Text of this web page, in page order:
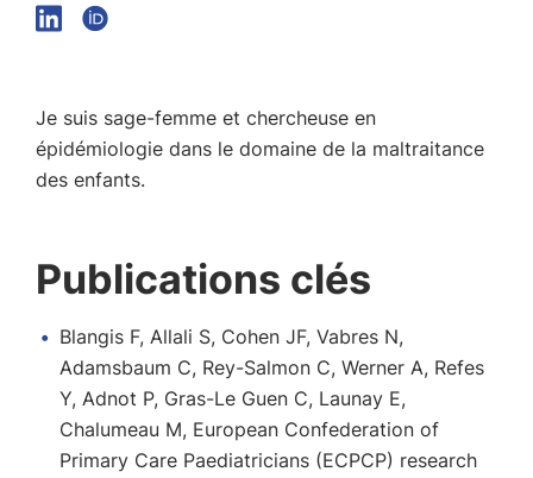
Je suis sage-femme et chercheuse en
épidémiologie dans le domaine de la maltraitance
des enfants.
Publications clés
Blangis F, Allali S, Cohen JF, Vabres N,
Adamsbaum C, Rey-Salmon C, Werner A, Refes
Y, Adnot P, Gras-Le Guen C, Launay E,
Chalumeau M, European Confederation of
Primary Care Paediatricians (ECPCP) research